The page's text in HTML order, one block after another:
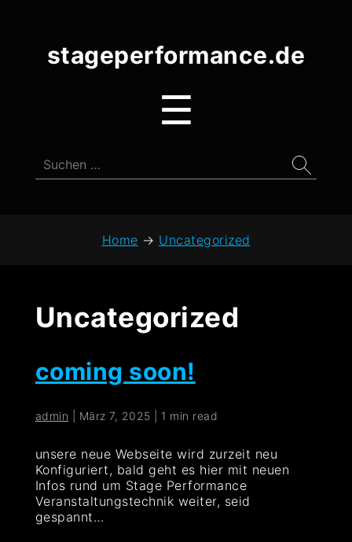
stageperformance.de
stageperformance.de
☰
Suchen
nach:
Home → Uncategorized
Uncategorized
coming soon!
admin März 7, 2025 1 min read
unsere neue Webseite wird zurzeit neu
Konfiguriert, bald geht es hier mit neuen
Infos rund um Stage Performance
Veranstaltungstechnik weiter, seid
gespannt…